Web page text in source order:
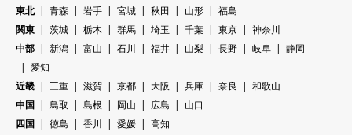
東北
青森 岩手 宮城 秋田 山形
福島
関東
茨城 栃木 群馬 埼玉 千葉 東京
神奈川
中部
新潟 富山 石川 福井 山梨 長野 岐阜
静岡
愛知
近畿
三重 滋賀 京都 大阪 兵庫 奈良
和歌山
中国
鳥取 島根 岡山 広島
山口
四国
徳島 香川 愛媛
高知